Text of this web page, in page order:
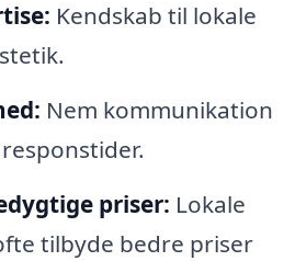
Kendskab til lokale
Nem kommunikation
priser: Lokale
tilbyde bedre priser